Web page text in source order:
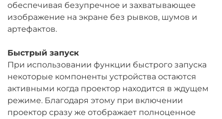
обеспечивая безупречное и захватывающее
изображение на экране без рывков, шумов и
артефактов.
Быстрый запуск
При использовании функции быстрого запуска
некоторые компоненты устройства остаются
активными когда проектор находится в ждущем
режиме. Благодаря этому при включении
проектор сразу же отображает полноценное